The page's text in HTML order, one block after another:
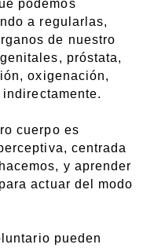
podemos
a regularlas,
de nuestro
próstata,
oxigenación,
cuerpo es
centrada
y aprender
actuar del modo
pueden